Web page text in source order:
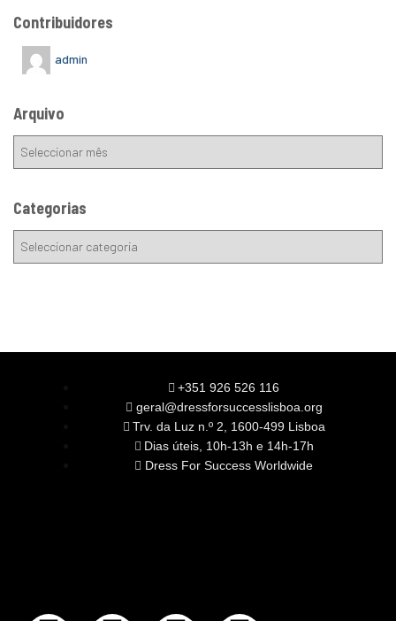
Contribuidores
admin
Arquivo
Categorias
+351 926 526 116
geral@dressforsuccesslisboa.org
Trv. da Luz n.º 2, 1600-499 Lisboa
Dias úteis, 10h-13h e 14h-17h
Dress For Success Worldwide